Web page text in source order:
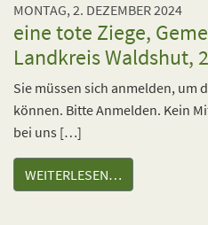
MONTAG, 2. DEZEMBER 2024
eine tote Ziege,
Landkreis Waldshut,
Sie müssen sich anmelden, um
können. Bitte Anmelden. Kein
bei uns […]
WEITERLESEN…